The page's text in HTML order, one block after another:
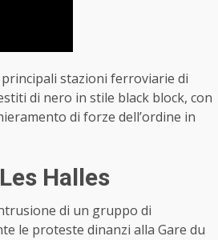
stazioni ferroviarie di
di nero in stile black block, con
di forze dell’ordine in
Halles
di un gruppo di
le proteste dinanzi alla Gare du